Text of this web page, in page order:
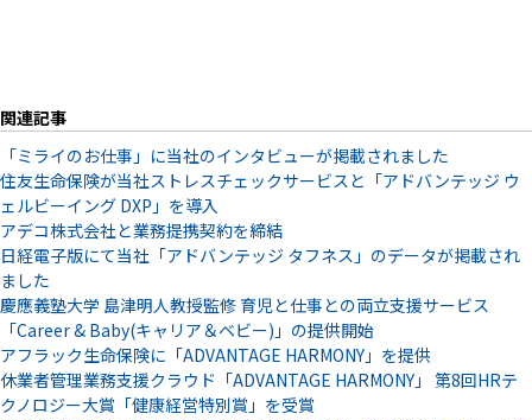
関連記事
「ミライのお仕事」に当社のインタビューが掲載されました
住友生命保険が当社ストレスチェックサービスと「アドバンテッジ ウ
ェルビーイング DXP」を導入
アデコ株式会社と業務提携契約を締結
日経電子版にて当社「アドバンテッジ タフネス」のデータが掲載され
ました
慶應義塾大学 島津明人教授監修 育児と仕事との両立支援サービス
「Career & Baby(キャリア＆ベビー)」の提供開始
アフラック生命保険に「ADVANTAGE HARMONY」を提供
休業者管理業務支援クラウド「ADVANTAGE HARMONY」 第8回HRテ
クノロジー大賞「健康経営特別賞」を受賞